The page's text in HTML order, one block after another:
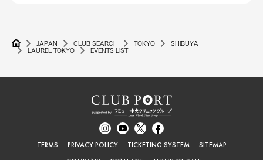
JAPAN CLUB SEARCH TOKYO
SHIBUYA
LAUREL TOKYO
EVENTS LIST
TERMS PRIVACY POLICY TICKETING SYSTEM
SITEMAP